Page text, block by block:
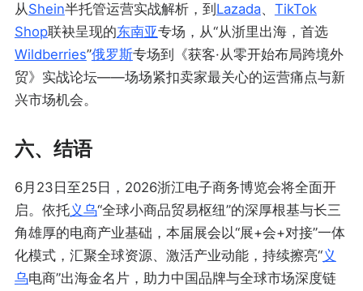
从Shein半托管运营实战解析，到 Lazada、 TikTok
Shop联袂呈现的东南亚专场，从“从浙里出海，首选
Wildberries”俄罗斯专场到《获客·从零开始布局跨境外
贸》实战论坛——场场紧扣卖家最关心的运营痛点与新
兴市场机会。
六、结语
6月23日至25日，2026浙江电子商务博览会将全面开
启。 依托义乌“全球小商品贸易枢纽”的深厚根基与长三
角雄厚的电商产业基础 ，本届展会以“展+会+对接”一体
化模式，汇聚全球资源、激活产业动能，持续擦亮“义
乌电商”出海金名片，助力中国品牌与全球市场深度链